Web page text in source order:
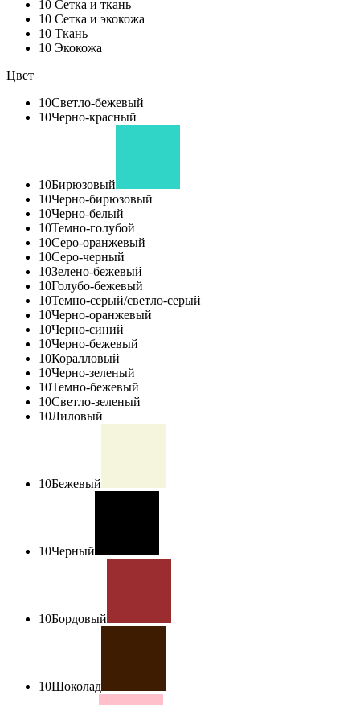
10 Сетка и ткань
10 Сетка и экокожа
10 Ткань
10 Экокожа
Цвет
10Светло-бежевый
10Черно-красный
10Бирюзовый
10Черно-бирюзовый
10Черно-белый
10Темно-голубой
10Серо-оранжевый
10Серо-черный
10Зелено-бежевый
10Голубо-бежевый
10Темно-серый/светло-серый
10Черно-оранжевый
10Черно-синий
10Черно-бежевый
10Коралловый
10Черно-зеленый
10Темно-бежевый
10Светло-зеленый
10Лиловый
10Бежевый
10Черный
10Бордовый
10Шоколад